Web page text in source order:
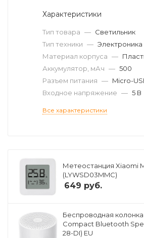
Характеристики
Тип товара — Светильник
Тип техники — Электроника
Материал корпуса —
Аккумулятор, мАч — 500
Разъем питания — Micro-
Входное напряжение — 5 В
Все характеристики
Метеостанция Xiaomi
(LYWSD03MMC)
649 руб.
Беспроводная
Compact Bluetooth
28-DI) EU